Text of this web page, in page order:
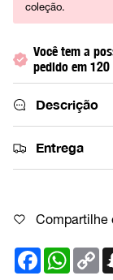
coleção.
Você tem a
pedido em
Descrição
Entrega
Compartilhe
Facebook